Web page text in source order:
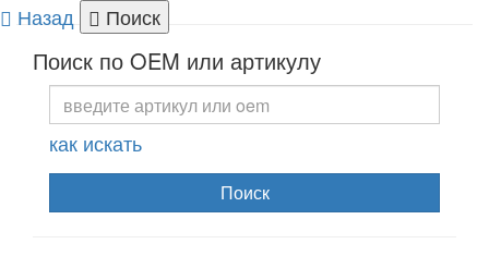
Назад Поиск
Поиск по OEM или артикулу
как искать
Поиск